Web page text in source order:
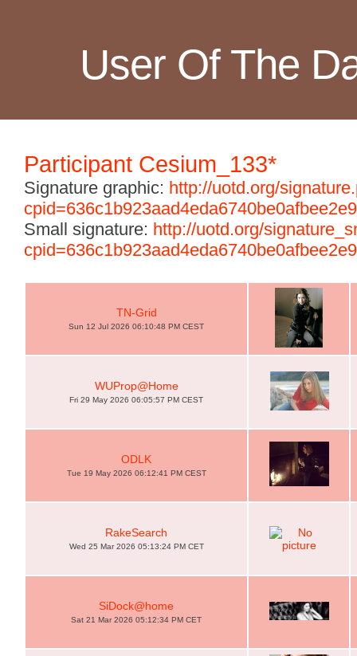
User Of The
Participant Cesium_133*
Signature graphic: http://uotd.org/
Small signature: http://uotd.org/
TN-Grid
Sun 12 Jul 2026 06:10:48 PM CEST
WUProp@Home
Fri 29 May 2026 06:05:57 PM CEST
ODLK
Tue 19 May 2026 06:12:41 PM CEST
RakeSearch
Wed 25 Mar 2026 05:13:24 PM CET
SiDock@home
Sat 21 Mar 2026 05:12:34 PM CET